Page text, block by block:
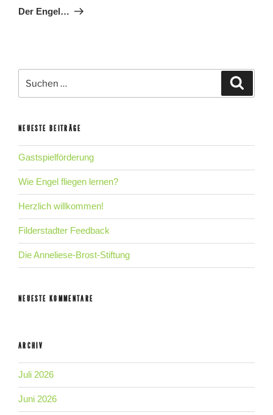
Beitrag
Der Engel…
nach:
NEUESTE BEITRÄGE
Gastspielförderung
Wie Engel fliegen lernen?
Herzlich willkommen!
Filderstadter Feedback
Die Anneliese-Brost-Stiftung
NEUESTE KOMMENTARE
ARCHIV
Juli 2026
Juni 2026